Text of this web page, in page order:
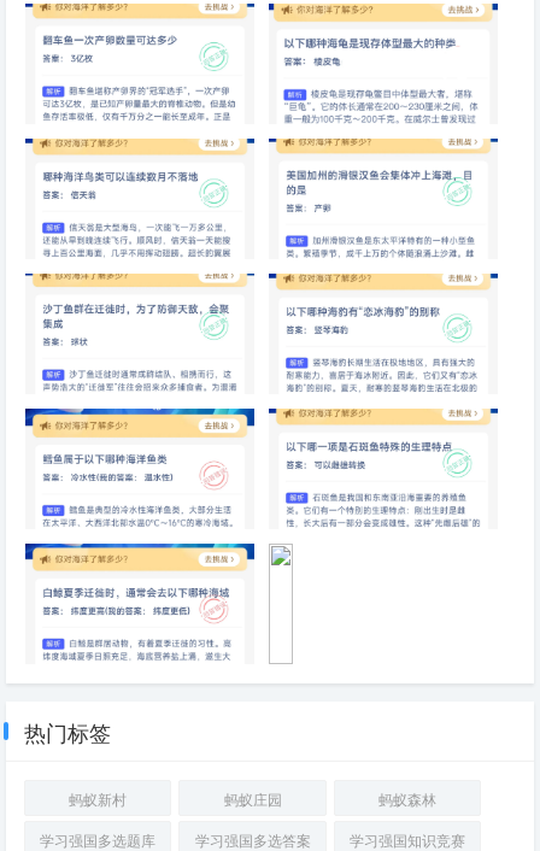
翻车鱼一次产卵数量可达多少
以下哪种海龟是现存体型最大的
种类
哪种海洋鸟类可以连续数月不落
地
美国加州的滑银汉鱼会集体冲上
海滩，目的是
沙丁鱼群在迁徙时，为了防御天
敌，会聚集成
以下哪种海豹有“恋冰海豹”的别
称
鳕鱼属于以下哪种海洋鱼类
以下哪一项是石斑鱼特殊的生理
特点
很
热门标签
蚂蚁新村 蚂蚁庄园
蚂蚁森林
学习强国多选题库
学习强国多选答案 学习强国知识竞赛